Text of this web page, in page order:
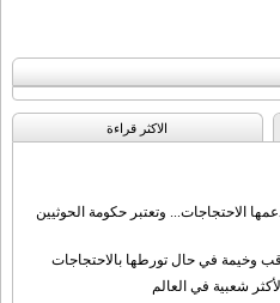
الاکثر قراءة
الاحتجاجات... وتعتبر حكومة الحوثيين
وخيمة في حال تورطها بالاحتجاجات
شعبية في العالم